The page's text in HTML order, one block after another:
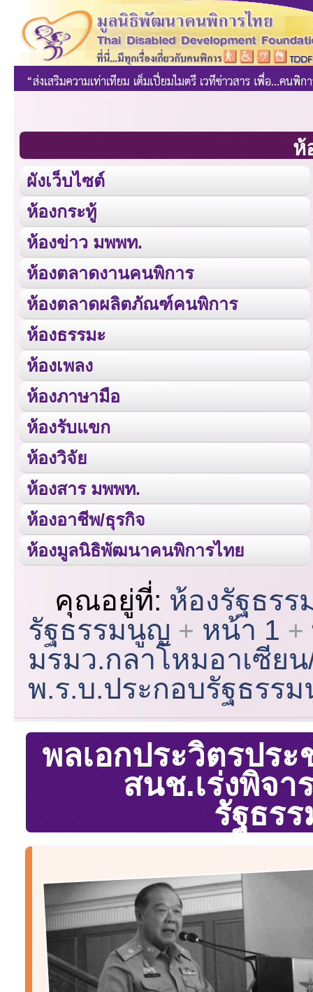
ห้
ผังเว็บไซต์
ห้องกระทู้
ห้องข่าว มพพท.
ห้องตลาดงานคนพิการ
ห้องตลาดผลิตภัณฑ์คนพิการ
ห้องธรรมะ
ห้องเพลง
ห้องภาษามือ
ห้องรับแขก
ห้องวิจัย
ห้องสาร มพพท.
ห้องอาชีพ/ธุรกิจ
ห้องมูลนิธิพัฒนาคนพิการไทย
คุณอยู่ที่: ห้องรัฐธร
รัฐธรรมนูญ
หน้า 1
มรมว.กลาโหมอาเซีย
พ.ร.บ.ประกอบรัฐธรร
พลเอกประวิตรปร
สนช.เร่งพิจ
รัฐธร